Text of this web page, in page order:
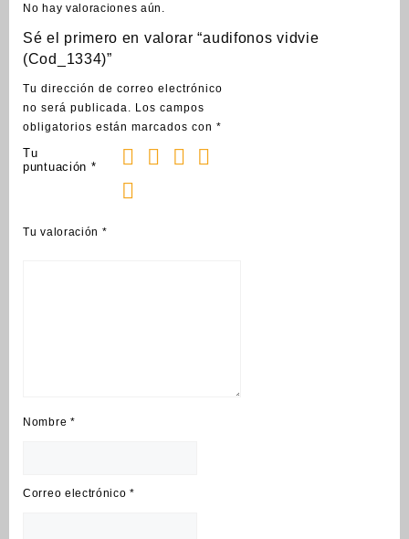
No hay valoraciones aún.
Sé el primero en valorar “audifonos vidvie
(Cod_1334)”
Tu dirección de correo electrónico
no será publicada.
Los campos
obligatorios están marcados con *
Tu
puntuación *
Tu valoración *
Nombre *
Correo electrónico*